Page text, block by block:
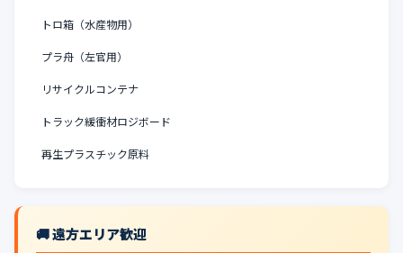
トロ箱（水産物用）
プラ舟（左官用）
リサイクルコンテナ
トラック緩衝材ロジボード
再生プラスチック原料
🚚 遠方エリア歓迎